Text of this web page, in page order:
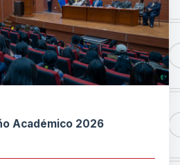
Académico 2026